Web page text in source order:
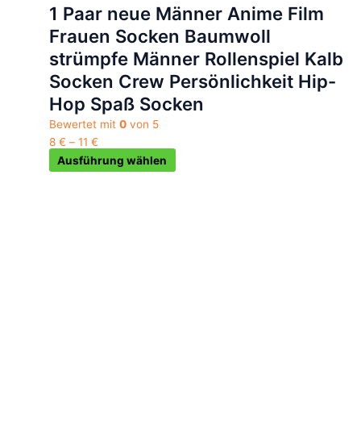
1 Paar neue Männer Anime Film
Frauen Socken Baumwoll
strümpfe Männer Rollenspiel Kalb
Socken Crew Persönlichkeit Hip-
Hop Spaß Socken
Bewertet mit0 von 5
8€ –11€
Ausführung wählen
Optionen
können
auf
der
Produktseite
gewählt
werden